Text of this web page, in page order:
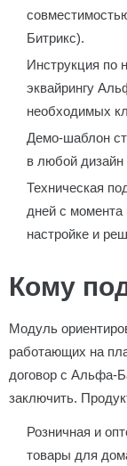
Битрикс).
Инструкция по
эквайрингу
необходимых
Демо-шаблон
в любой дизайн
Техническая
дней с момента
настройке и
Кому
Модуль
работающих на
договор с Альфа-
заключить.
Розничная и
товары для